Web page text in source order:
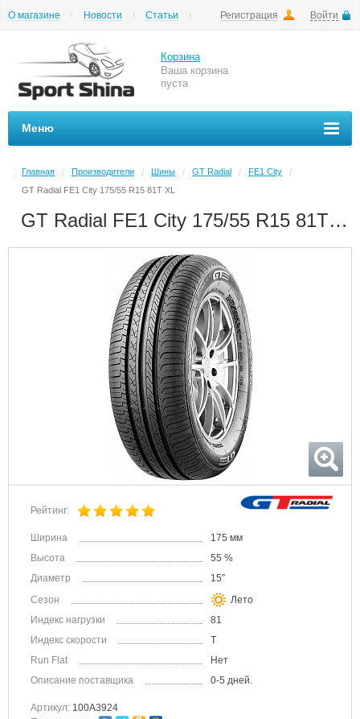
Регистрация Войти
О магазине Новости
Статьи
Корзина
Ваша корзина
пуста
Меню
Главная / Производители / Шины / GT Radial / FE1 City
/
GT Radial FE1 City 175/55 R15 81T XL
GT Radial FE1 City 175/55 R15 81T XL
Рейтинг:
Ширина
175 мм
Высота
55 %
Диаметр
15″
Сезон
Лето
Индекс нагрузки
81
Индекс скорости
T
Run Flat
Нет
Описание поставщика
0-5 дней.
Артикул: 100A3924